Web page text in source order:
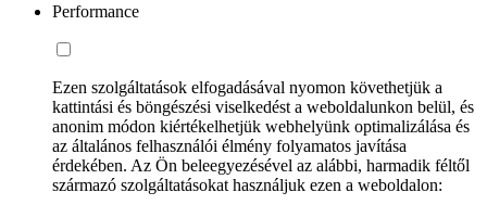
Performance
Ezen szolgáltatások elfogadásával nyomon követhetjük a
kattintási és böngészési viselkedést a weboldalunkon belül, és
anonim módon kiértékelhetjük webhelyünk optimalizálása és
az általános felhasználói élmény folyamatos javítása
érdekében. Az Ön beleegyezésével az alábbi, harmadik féltől
származó szolgáltatásokat használjuk ezen a weboldalon: